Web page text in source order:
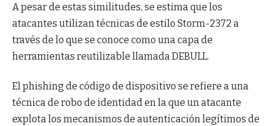
A pesar de estas similitudes, se estima que los
atacantes utilizan técnicas de estilo Storm-2372 a
través de lo que se conoce como una capa de
herramientas reutilizable llamada DEBULL.
El phishing de código de dispositivo se refiere a una
técnica de robo de identidad en la que un atacante
explota los mecanismos de autenticación legítimos de